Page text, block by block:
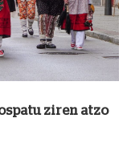
ziren atzo